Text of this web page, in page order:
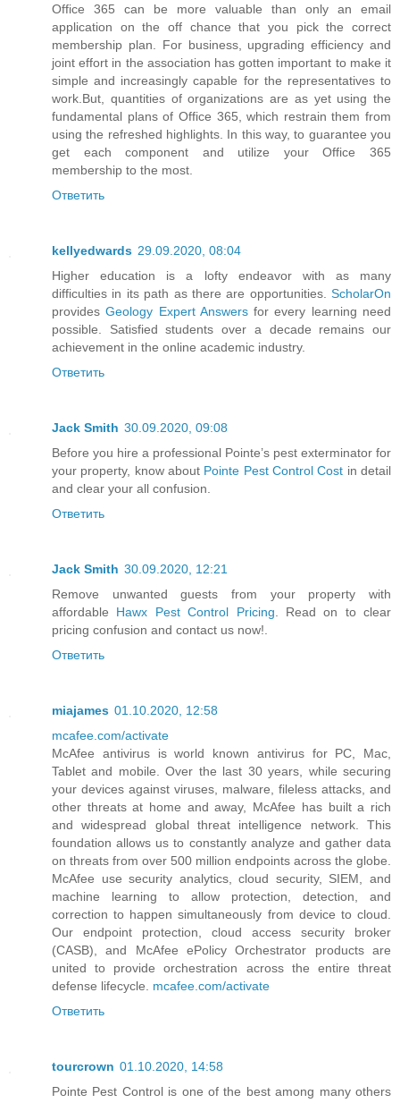
Office 365 can be more valuable than only an email
application on the off chance that you pick the correct
membership plan. For business, upgrading efficiency and
joint effort in the association has gotten important to make it
simple and increasingly capable for the representatives to
work.But, quantities of organizations are as yet using the
fundamental plans of Office 365, which restrain them from
using the refreshed highlights. In this way, to guarantee you
get each component and utilize your Office 365
membership to the most.
Ответить
kellyedwards 29.09.2020, 08:04
Higher education is a lofty endeavor with as many
difficulties in its path as there are opportunities. ScholarOn
providesGeology Expert Answersfor every learning need
possible. Satisfied students over a decade remains our
achievement in the online academic industry.
Ответить
Jack Smith 30.09.2020, 09:08
Before you hire a professional Pointe’s pest exterminator for
your property, know about Pointe Pest Control Cost in detail
and clear your all confusion.
Ответить
Jack Smith 30.09.2020, 12:21
Remove unwanted guests from your property with
affordable Hawx Pest Control Pricing. Read on to clear
pricing confusion and contact us now!.
Ответить
miajames 01.10.2020, 12:58
mcafee.com/activate
McAfee antivirus is world known antivirus for PC, Mac,
Tablet and mobile. Over the last 30 years, while securing
your devices against viruses, malware, fileless attacks, and
other threats at home and away, McAfee has built a rich
and widespread global threat intelligence network. This
foundation allows us to constantly analyze and gather data
on threats from over 500 million endpoints across the globe.
McAfee use security analytics, cloud security, SIEM, and
machine learning to allow protection, detection, and
correction to happen simultaneously from device to cloud.
Our endpoint protection, cloud access security broker
(CASB), and McAfee ePolicy Orchestrator products are
united to provide orchestration across the entire threat
defense lifecycle. mcafee.com/activate
Ответить
tourcrown 01.10.2020, 14:58
Pointe Pest Control is one of the best among many others